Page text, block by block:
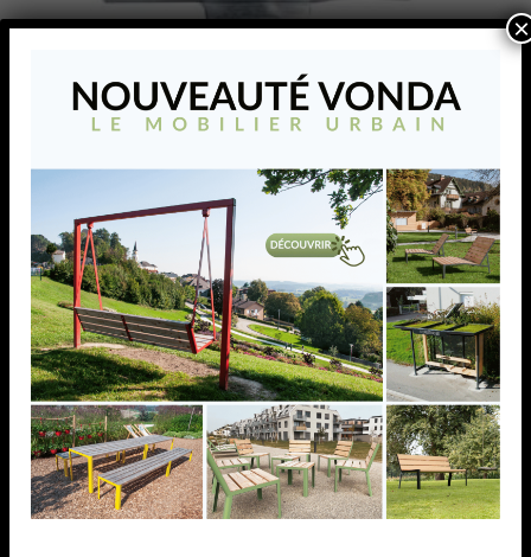
SUPPORT TUBE
FLEXIBLE,AISI316,
BROSSE
SUPPORT TUBE FLEXIBLE,AISI316, BROSSE
×